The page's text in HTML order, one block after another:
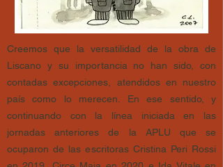
Creemos que la versatilidad de la obra de
Liscano y su importancia no han sido, con
contadas excepciones, atendidos en nuestro
país como lo merecen. En ese sentido, y
continuando con la línea iniciada en las
jornadas anteriores de la APLU que se
ocuparon de las escritoras Cristina Peri Rossi